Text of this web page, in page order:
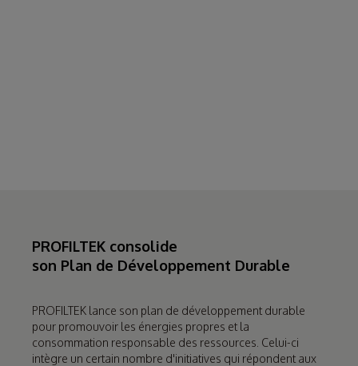
PROFILTEK consolide
son Plan de Développement Durable
PROFILTEK lance son plan de développement durable
pour promouvoir les énergies propres et la
consommation responsable des ressources. Celui-ci
intègre un certain nombre d'initiatives qui répondent aux